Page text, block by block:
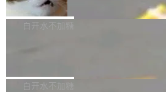
撑庞大支出的资金来源却呈现出截然不
貌。数据显示，微软和 Meta 主要依托
sh | bash 安装一个能在大项目里自动规
代码、验证结果的 AI 终端工具。 据介
个主 agent 循环，外加一组后台 agent。
准 AI 能力认知
机器出题的前提，是让机器拥有全局视
构建流程可以分为四个环节：建图 → 控
白开水不加糖
库，并将作为transport接入Mooncake
白开水不加糖